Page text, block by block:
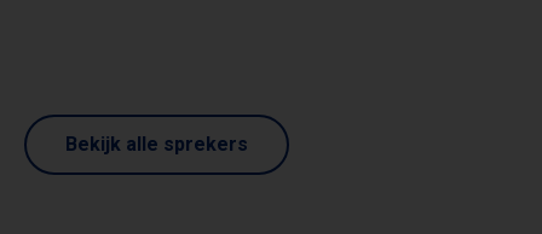
Bekijk alle sprekers